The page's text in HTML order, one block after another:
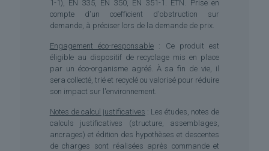
1-1), EN 335, EN 350, EN 351-1. ETN. Prise en
compte d'un coefficient d'obstruction sur
demande, à préciser lors de la demande de prix.
Engagement éco-responsable : Ce produit est
éligible au dispositif de recyclage mis en place
par un éco-organisme agréé. À sa fin de vie, il
sera collecté, trié et recyclé ou valorisé pour réduire
son impact sur l'environnement.
Notes de calcul justificatives : Les études, notes de
calculs justificatives (structure, assemblages,
ancrages) et édition des hypothèses et descentes
de charges sont réalisées après commande et